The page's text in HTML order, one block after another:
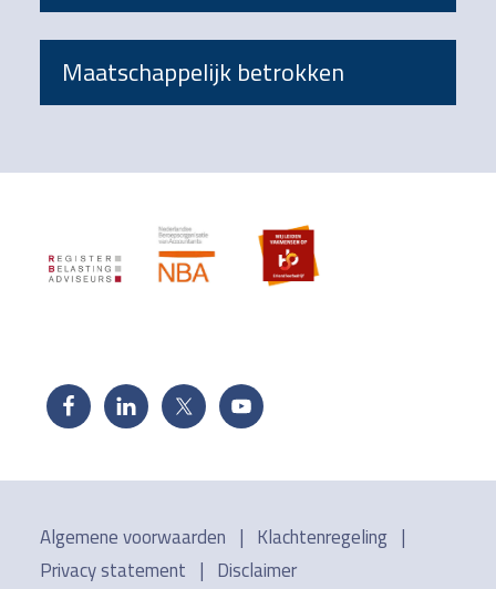
Maatschappelijk betrokken
Algemene voorwaarden | Klachtenregeling|
Privacy statement | Disclaimer